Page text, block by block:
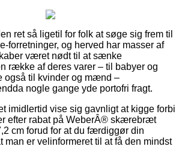
ret så ligetil for folk at søge sig frem til
forretninger, og herved har masser af
været nødt til at sænke
række af deres varer – til babyer og
også til kvinder og mænd –
nogle gange yde portofri fragt.
imidlertid vise sig gavnligt at kigge forbi
efter rabat på WeberÂ® skærebræt
cm forud for at du færdiggør din
man er velinformeret til at få den mindst